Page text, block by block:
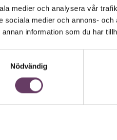
medier och analysera vår
sociala medier och annons-
annan information som du har
Nödvändig